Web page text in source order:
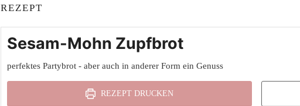
REZEPT
Sesam-Mohn Zupfbrot
perfektes Partybrot - aber auch in anderer Form ein Genuss
REZEPT DRUCKEN